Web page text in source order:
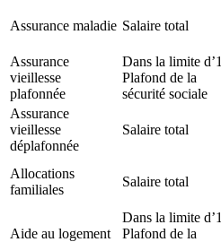
Assurance maladie Salaire total
Assurance
vieillesse
plafonnée
Dans la limite d’1
Plafond de la
sécurité sociale
Assurance
vieillesse
déplafonnée
Salaire total
Allocations
familiales
Salaire total
Aide au logement
Dans la limite d’1
Plafond de la